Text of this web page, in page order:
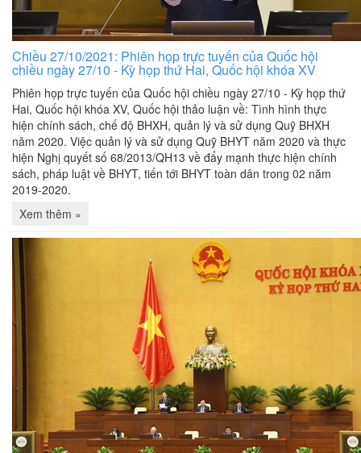
Chiều 27/10/2021: Phiên họp trực tuyến của Quốc hội
chiều ngày 27/10 - Kỳ họp thứ Hai, Quốc hội khóa XV
Phiên họp trực tuyến của Quốc hội chiều ngày 27/10 - Kỳ họp thứ
Hai, Quốc hội khóa XV, Quốc hội thảo luận về: Tình hình thực
hiện chính sách, chế độ BHXH, quản lý và sử dụng Quỹ BHXH
năm 2020. Việc quản lý và sử dụng Quỹ BHYT năm 2020 và thực
hiện Nghị quyết số 68/2013/QH13 về đẩy mạnh thực hiện chính
sách, pháp luật về BHYT, tiến tới BHYT toàn dân trong 02 năm
2019-2020.
Xem thêm »